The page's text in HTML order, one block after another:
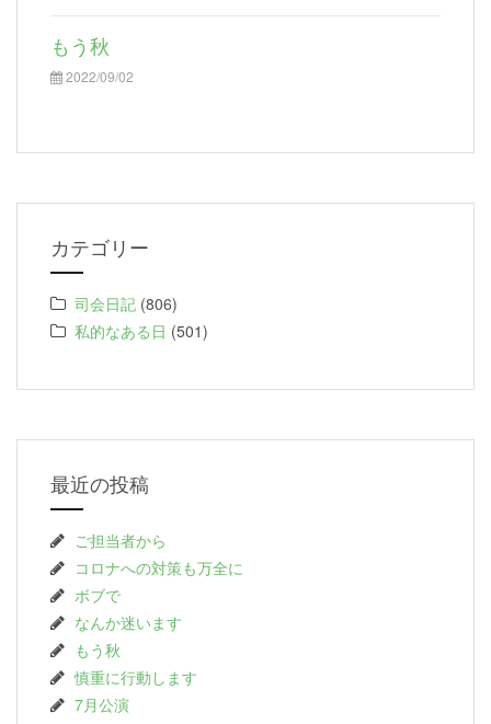
もう秋
2022/09/02
カテゴリー
司会日記 (806)
私的なある日 (501)
最近の投稿
ご担当者から
コロナへの対策も万全に
ボブで
なんか迷います
もう秋
慎重に行動します
7月公演